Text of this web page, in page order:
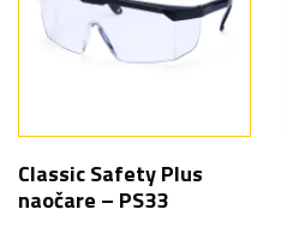
Classic Safety Plus
naočare – PS33